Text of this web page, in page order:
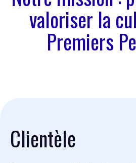
valoriser la
Premiers
Clientèle